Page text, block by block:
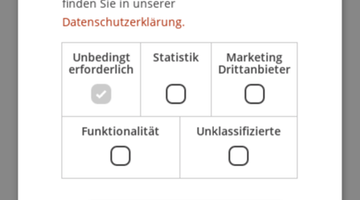
2016 um die zukunftsorientierte
Life Assurance AG. Mit innovativen Ideen und
Lösungen entwickelt sie ein ganzheitliches
digitales Ökosystem für renditestarke
Altersvorsorge, Vermögens- und
Nachfolgeplanung.
finden Sie in unserer
Datenschutzerklärung.
Unbedingt
erforderlich
Statistik Marketing
Drittanbieter
Funktionalität Unklassifizierte